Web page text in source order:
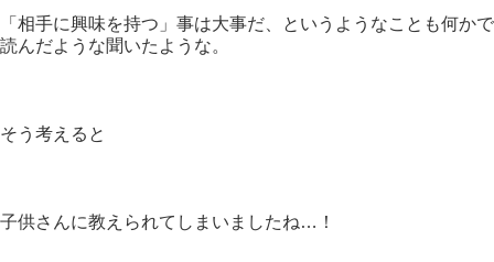
「相手に興味を持つ」事は大事だ、というようなことも何かで
読んだような聞いたような。
そう考えると
子供さんに教えられてしまいましたね…！